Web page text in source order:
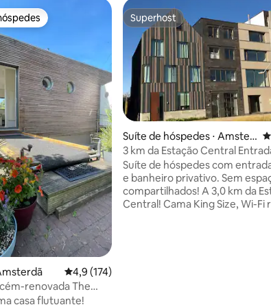
161 avaliações
preferidos dos hóspedes
4,9 de uma avaliação média de 5, 174
4,9 (174)
renovada The
casa flutuante!
Superhost
Superhost
Suíte de hóspedes ⋅ Amster
dã
3 km da Estação Central
| Cama king size
Suíte de hóspedes com
e banheiro privativo. Sem
compartilhados! A 3,0 km da
Central! Cama King Size, Wi-Fi